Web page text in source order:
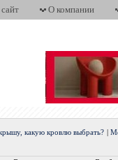
О компании
какую кровлю выбрать?